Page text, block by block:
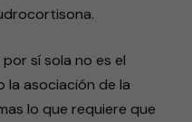
sí sola no es el
la asociación de la
lo que requiere que